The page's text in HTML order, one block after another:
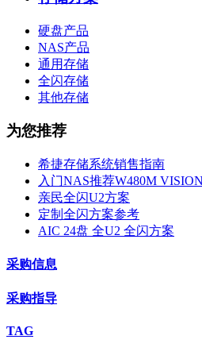
硬盘产品
NAS产品
通用存储
全闪存储
其他存储
为您推荐
希捷存储系统销售指南
入门NAS推荐W480M
亲民全闪U2方案
定制全闪方案参考
AIC 24盘 全U2 全闪方案
采购信息
采购指导
TAG